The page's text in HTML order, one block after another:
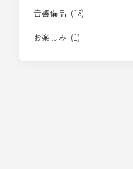
音響備品 (18)
お楽しみ (1)